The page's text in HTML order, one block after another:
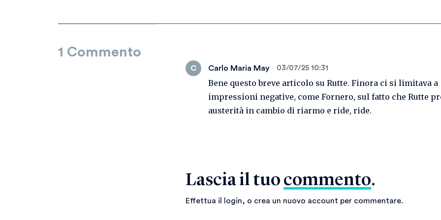
1 Commento
C Carlo Maria May 03/07/25 10:31
Bene questo breve articolo su Rutte. Finora ci si limitava a
impressioni negative, come Fornero, sul fatto che Rutte
austerità in cambio di riarmo e ride, ride.
Lascia il tuo commento.
Effettua il login, o crea un nuovo account per commentare.